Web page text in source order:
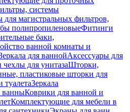
системы
для магистральных фильтров,
полипропиленовыеФитинги
баки,
ванной комнаты и
для ваннойАксессуары для
для унитазаШторки,
пластиковые шторки для
Зеркала
ванныКоврики для ванной и
Комплектующие для мебели в